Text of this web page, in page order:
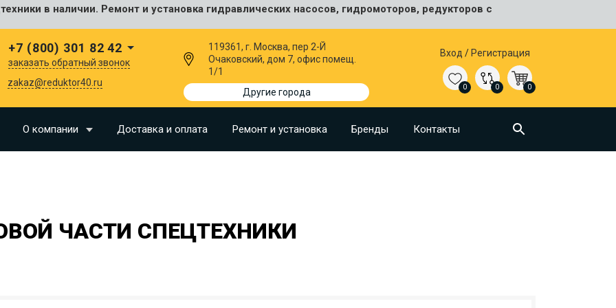
в наличии. Ремонт и установка гидравлических насосов, гидромоторов, редукторов с
+7 (800) 301 82 42
заказать обратный звонок
zakaz@reduktor40.ru
119361, г. Москва, пер 2-Й
Очаковский, дом 7, офис помещ.
1/1
Другие города
Вход / Регистрация
0 0 0
О компании Доставка и оплата Ремонт и установка Бренды Контакты
ЧАСТИ СПЕЦТЕХНИКИ